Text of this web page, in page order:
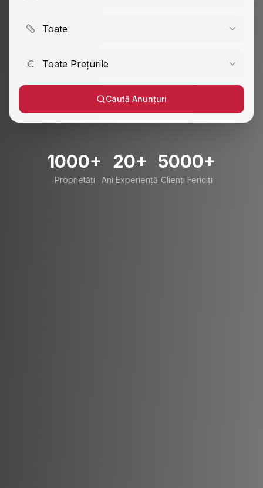
Toate
Toate Prețurile
Caută Anunțuri
1000+
Proprietăți
20+
Ani Experiență
5000+
Clienți Fericiți